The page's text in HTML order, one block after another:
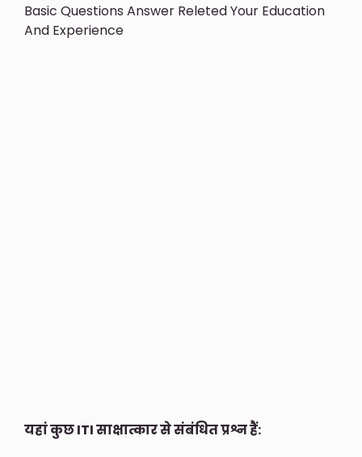
Basic Questions Answer Releted Your Education
And Experience
यहां कुछ ITI साक्षात्कार से संबंधित प्रश्न हैं: